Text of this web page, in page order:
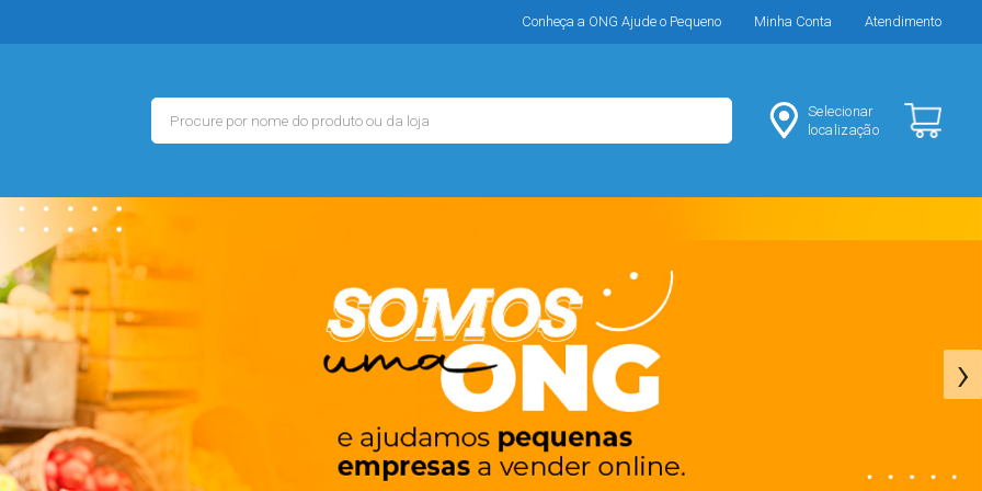
Conheça a ONG Ajude o Pequeno Minha Conta Atendimento
Selecionar
localização
›